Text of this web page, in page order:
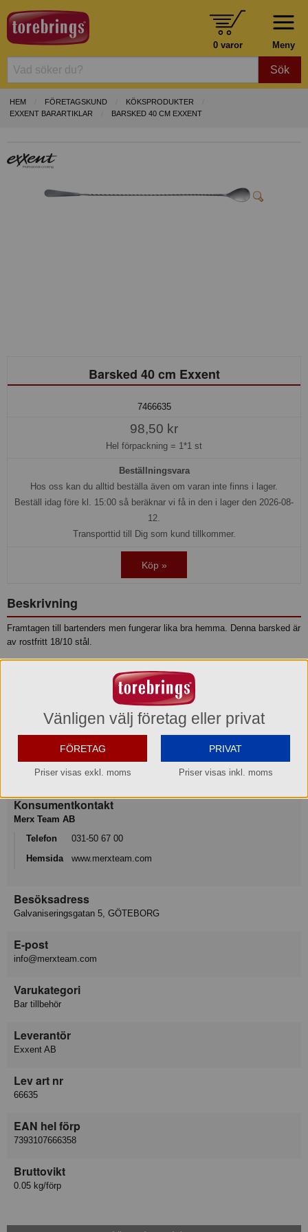
Meny
0 varor
Sök
HEM FÖRETAGSKUND
KÖKSPRODUKTER
EXXENT BARARTIKLAR
BARSKED 40 CM EXXENT
Barsked 40 cm Exxent
7466635
98,50 kr
Hel förpackning = 1*1 st
Beställningsvara
Hos oss kan du alltid beställa även om varan inte finns i lager.
Beställ idag före kl. 15:00 så beräknar vi få in den i lager den 2026-08-
12.
Transporttid till Dig som kund tillkommer.
Köp »
Beskrivning
Framtagen till bartenders men fungerar lika bra hemma. Denna barsked är
av rostfritt 18/10 stål.
Produktinformation
Varumärke
Exxent
Konsumentkontakt
Merx Team AB
Telefon
031-50 67 00
Hemsida
www.merxteam.com
Besöksadress
Galvaniseringsgatan 5, GÖTEBORG
E-post
info@merxteam.com
Varukategori
Bar tillbehör
Leverantör
Exxent AB
Lev art nr
66635
EAN hel förp
7393107666358
Bruttovikt
0.05 kg/förp
Vänligen välj företag eller privat
FÖRETAG
Priser visas exkl. moms
PRIVAT
Priser visas inkl. moms